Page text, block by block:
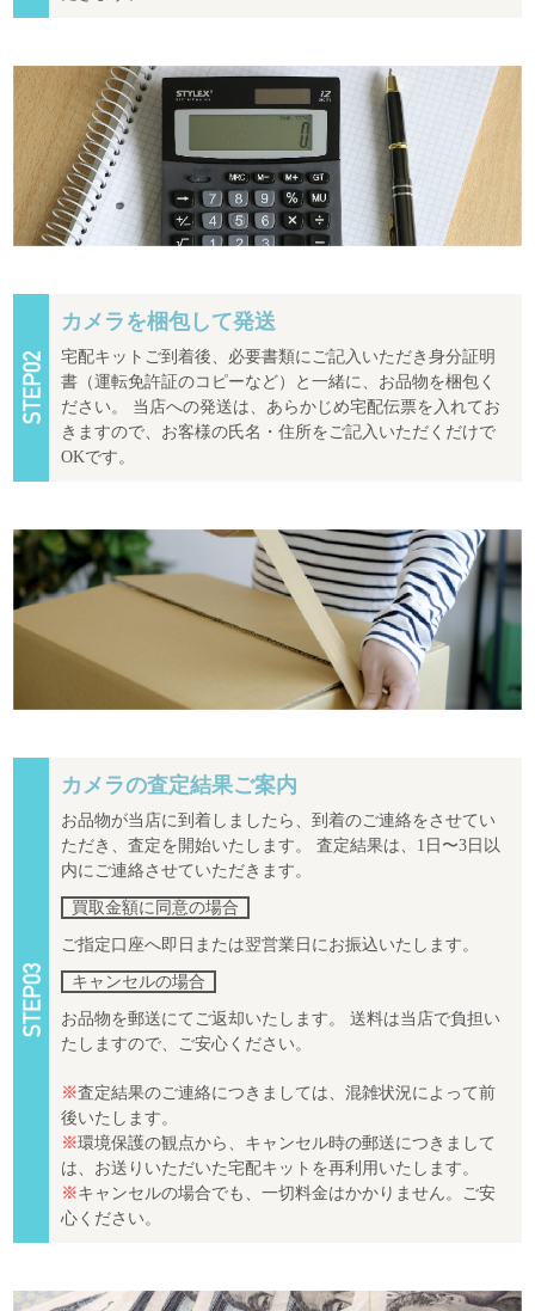
カメラを梱包して発送
宅配キットご到着後、必要書類にご記入いただき身分証明
書（運転免許証のコピーなど）と一緒に、お品物を梱包く
ださい。 当店への発送は、あらかじめ宅配伝票を入れてお
きますので、お客様の氏名・住所をご記入いただくだけで
OKです。
カメラの査定結果ご案内
お品物が当店に到着しましたら、到着のご連絡をさせてい
ただき、査定を開始いたします。 査定結果は、1日〜3日以
内にご連絡させていただきます。
買取金額に同意の場合
ご指定口座へ即日または翌営業日にお振込いたします。
キャンセルの場合
お品物を郵送にてご返却いたします。 送料は当店で負担い
たしますので、ご安心ください。
※査定結果のご連絡につきましては、混雑状況によって前
後いたします。
※環境保護の観点から、キャンセル時の郵送につきまして
は、お送りいただいた宅配キットを再利用いたします。
※キャンセルの場合でも、一切料金はかかりません。ご安
心ください。